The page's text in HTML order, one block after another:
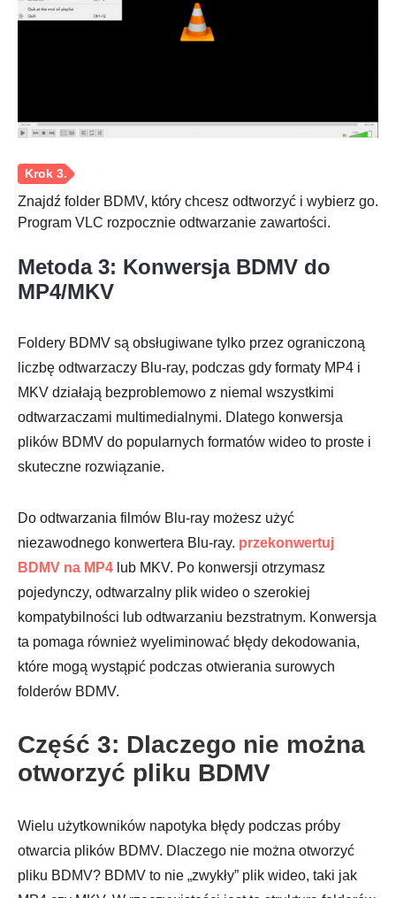
Krok 2.
Znajdź folder BDMV, który chcesz odtworzyć i wybierz go.
Program VLC rozpocznie odtwarzanie zawartości.
Metoda 3: Konwersja BDMV do
MP4/MKV
Foldery BDMV są obsługiwane tylko przez ograniczoną
liczbę odtwarzaczy Blu-ray, podczas gdy formaty MP4 i
MKV działają bezproblemowo z niemal wszystkimi
odtwarzaczami multimedialnymi. Dlatego konwersja
plików BDMV do popularnych formatów wideo to proste i
skuteczne rozwiązanie.
Do odtwarzania filmów Blu-ray możesz użyć
niezawodnego konwertera Blu-ray. przekonwertuj
BDMV na MP4 lub MKV. Po konwersji otrzymasz
pojedynczy, odtwarzalny plik wideo o szerokiej
kompatybilności lub odtwarzaniu bezstratnym. Konwersja
ta pomaga również wyeliminować błędy dekodowania,
które mogą wystąpić podczas otwierania surowych
folderów BDMV.
Część 3: Dlaczego nie można
otworzyć pliku BDMV
Wielu użytkowników napotyka błędy podczas próby
otwarcia plików BDMV. Dlaczego nie można otworzyć
pliku BDMV? BDMV to nie „zwykły” plik wideo, taki jak